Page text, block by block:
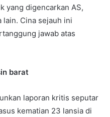
yang digencarkan AS,
lain. Cina sejauh ini
jawab atas
barat
laporan kritis seputar
kematian 23 lansia di